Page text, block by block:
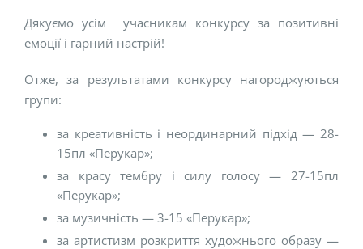
Дякуємо усім учасникам конкурсу за позитивні
емоції і гарний настрій!
Отже, за результатами конкурсу нагороджуються
групи:
за креативність і неординарний підхід — 28-
15пл «Перукар»;
за красу тембру і силу голосу — 27-15пл
«Перукар»;
за музичність — 3-15 «Перукар»;
за артистизм розкриття художнього образу —